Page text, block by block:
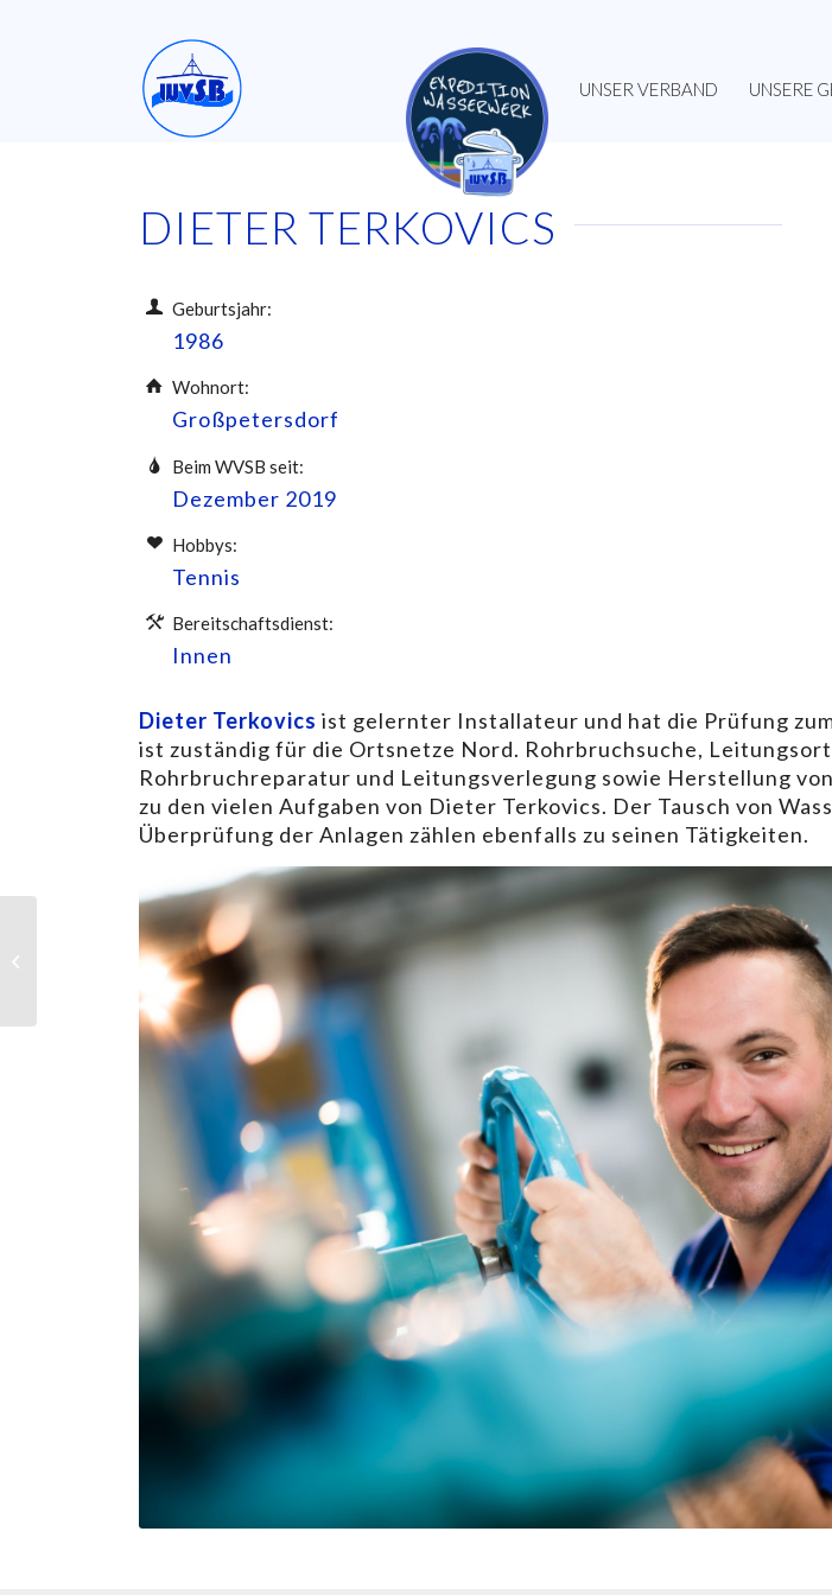
UNSER VERBAND UNSERE
DIETER TERKOVICS
Geburtsjahr:
1986
Wohnort:
Großpetersdorf
Beim WVSB seit:
Dezember 2019
Hobbys:
Tennis
Bereitschaftsdienst:
Innen
Dieter Terkovics ist gelernter Installateur und hat die Prüfung
ist zuständig für die Ortsnetze Nord. Rohrbruchsuche,
Rohrbruchreparatur und Leitungsverlegung sowie Herstellung
zu den vielen Aufgaben von Dieter Terkovics. Der Tausch von
Überprüfung der Anlagen zählen ebenfalls zu seinen Tätigkeiten.